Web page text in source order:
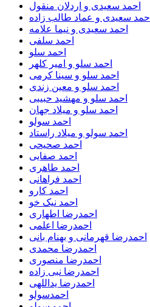
احمد سعیدی و اردلان منقول
احمد سعیدی و عماد طالب زاده
احمد سعیدی و نیما علامه
احمد سلفی
احمد سلو
احمد سلو و امیر کلهر
احمد سلو و سینا کرمی
احمد سلو و معین زندی
احمد سلو و مهشید حبیبی
احمد سلو و میلاد جهان
احمد سولو
احمد سولو و میلاد راستاد
احمد صحیحی
احمد صفایی
احمد طاهری
احمد فراهانی
احمد کارو
احمد نیک خو
احمدرضا اطهاری
احمدرضا اعلمی
احمدرضا قهرمانی و بهنام بانی
احمدرضا محمدی
احمدرضا منصوری
احمدرضا نبی زاده
احمدرضا یداللهی
احمدسولو